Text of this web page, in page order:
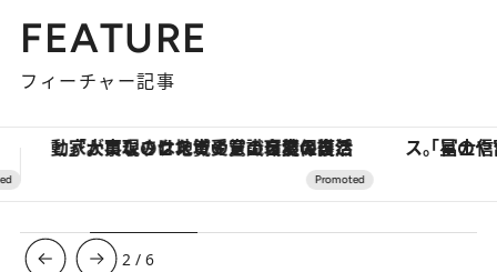
FEATURE
フィーチャー記事
「星のや富士」でデジタルデトックス。冨士信仰の歴史を辿り、心身を調える。 【夏限定ディナーコース】旬を
3 /6